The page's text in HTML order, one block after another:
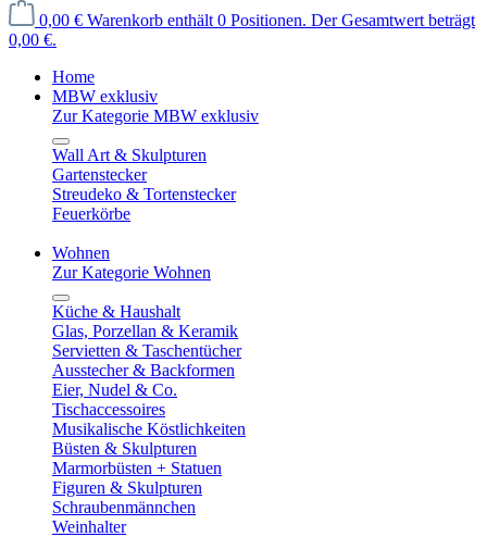
0,00 € Warenkorb enthält 0 Positionen. Der Gesamtwert beträgt
0,00 €.
Home
MBW exklusiv
Zur Kategorie MBW exklusiv
Wall Art & Skulpturen
Gartenstecker
Streudeko & Tortenstecker
Feuerkörbe
Wohnen
Zur Kategorie Wohnen
Küche & Haushalt
Glas, Porzellan & Keramik
Servietten & Taschentücher
Ausstecher & Backformen
Eier, Nudel & Co.
Tischaccessoires
Musikalische Köstlichkeiten
Büsten & Skulpturen
Marmorbüsten + Statuen
Figuren & Skulpturen
Schraubenmännchen
Weinhalter